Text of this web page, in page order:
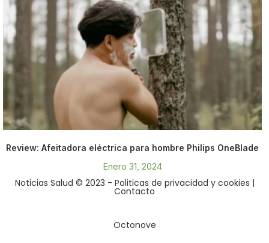
Review: Afeitadora eléctrica para hombre Philips OneBlade
Enero 31, 2024
Noticias Salud © 2023 - Politicas de privacidad y cookies |
Contacto
Octonove